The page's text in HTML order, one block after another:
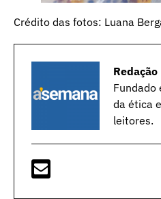
Crédito das fotos: Luana
Redação
Fundado
da ética
leitores.